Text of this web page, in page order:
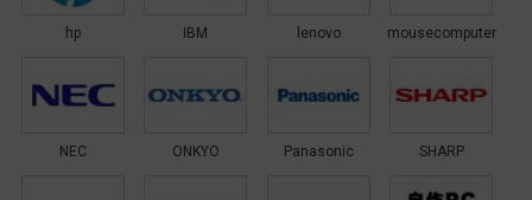
hp IBM lenovo mousecomputer
NEC ONKYO Panasonic SHARP